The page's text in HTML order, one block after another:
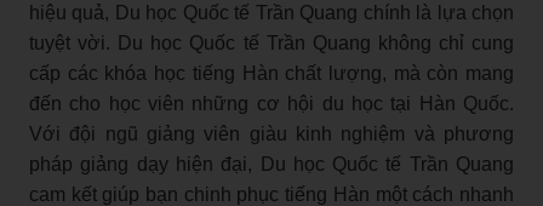
hiệu quả, Du học Quốc tế Trần Quang chính là lựa chọn
tuyệt vời. Du học Quốc tế Trần Quang không chỉ cung
cấp các khóa học tiếng Hàn chất lượng, mà còn mang
đến cho học viên những cơ hội du học tại Hàn Quốc.
Với đội ngũ giảng viên giàu kinh nghiệm và phương
pháp giảng dạy hiện đại, Du học Quốc tế Trần Quang
cam kết giúp bạn chinh phục tiếng Hàn một cách nhanh